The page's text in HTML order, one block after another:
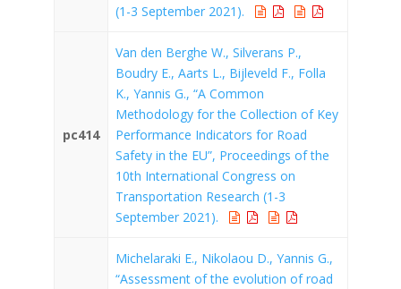
(1-3 September 2021).
pc414
Van den Berghe W., Silverans P.,
Boudry E., Aarts L., Bijleveld F., Folla
K., Yannis G., “A Common
Methodology for the Collection of Key
Performance Indicators for Road
Safety in the EU”, Proceedings of the
10th International Congress on
Transportation Research (1-3
September 2021).
Michelaraki E., Nikolaou D., Yannis G.,
“Assessment of the evolution of road